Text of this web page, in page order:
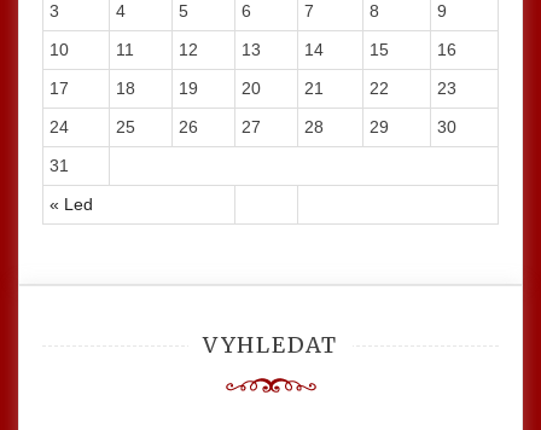
« Led
3
4 5 6 7 8
9
10
11 12 13 14 15
16
17
18 19 20 21 22
23
24
25 26 27 28 29
30
31
VYHLEDAT